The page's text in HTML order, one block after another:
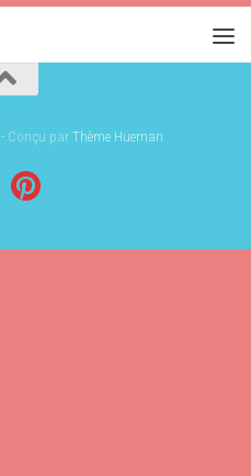
- Conçu parThème Hueman